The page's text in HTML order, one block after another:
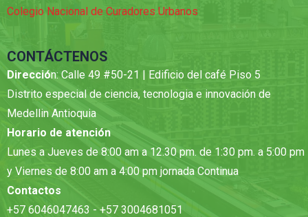
Colegio Nacional de Curadores Urbanos
CONTÁCTENOS
Dirección: Calle 49 #50-21 | Edificio del café Piso 5
Distrito especial de ciencia, tecnologia e innovación de
Medellin Antioquia
Horario de atención
Lunes a Jueves de 8:00 am a 12.30 pm. de 1:30 pm. a 5:00 pm
y Viernes de 8:00 am a 4:00 pm jornada Continua
Contactos
+57 6046047463 - +57 3004681051